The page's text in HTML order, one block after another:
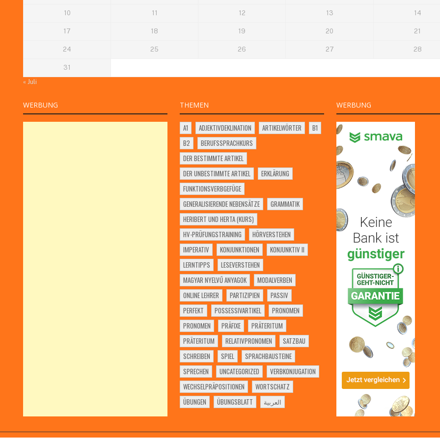
10 11 12 13 14
17 18 19 20 21
24 25 26 27 28
31
« Juli
WERBUNG THEMEN
A1 ADJEKTIVDEKLINATION ARTIKELWÖRTER
B1
B2
BERUFSSPRACHKURS
DER BESTIMMTE ARTIKEL
DER UNBESTIMMTE ARTIKEL
ERKLÄRUNG
FUNKTIONSVERBGEFÜGE
GENERALISIERENDE NEBENSÄTZE
GRAMMATIK
HERIBERT UND HERTA (KURS)
HV-PRÜFUNGSTRAINING
HÖRVERSTEHEN
IMPERATIV
KONJUNKTIONEN
KONJUNKTIV II
LERNTIPPS
LESEVERSTEHEN
MAGYAR NYELVŰ ANYAGOK
MODALVERBEN
ONLINE LEHRER
PARTIZIPIEN
PASSIV
PERFEKT
POSSESSIVARTIKEL
PRONOMEN
PRONOMEN
PRÄFIXE
PRÄTERITUM
PRÄTERITUM
RELATIVPRONOMEN
SATZBAU
SCHREIBEN
SPIEL
SPRACHBAUSTEINE
SPRECHEN
UNCATEGORIZED
VERBKONJUGATION
WECHSELPRÄPOSITIONEN
WORTSCHATZ
ÜBUNGEN
ÜBUNGSBLATT العربية
WERBUNG